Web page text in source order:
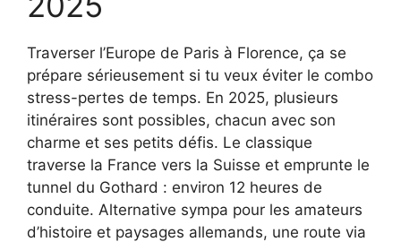
Traverser l’Europe de Paris à Florence, ça se
prépare sérieusement si tu veux éviter le combo
stress-pertes de temps. En 2025, plusieurs
itinéraires sont possibles, chacun avec son
charme et ses petits défis. Le classique
traverse la France vers la Suisse et emprunte le
tunnel du Gothard : environ 12 heures de
conduite. Alternative sympa pour les amateurs
d’histoire et paysages allemands, une route via